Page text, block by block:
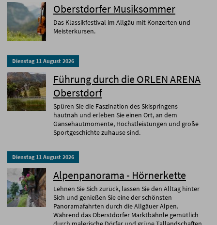
Oberstdorfer Musiksommer
Das Klassikfestival im Allgäu mit Konzerten und
Meisterkursen.
Dienstag 11 August 2026
Führung durch die ORLEN ARENA
Oberstdorf
Spüren Sie die Faszination des Skispringens
hautnah und erleben Sie einen Ort, an dem
Gänsehautmomente, Höchstleistungen und große
Sportgeschichte zuhause sind.
Dienstag 11 August 2026
Alpenpanorama - Hörnerkette
Lehnen Sie Sich zurück, lassen Sie den Alltag hinter
Sich und genießen Sie eine der schönsten
Panoramafahrten durch die Allgäuer Alpen.
Während das Oberstdorfer Marktbähnle gemütlich